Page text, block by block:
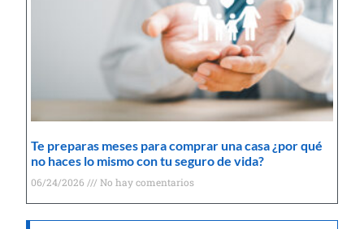
Te preparas meses para comprar una casa ¿por qué
no haces lo mismo con tu seguro de vida?
06/24/2026 No hay comentarios